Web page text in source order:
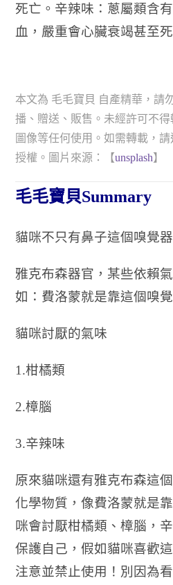
死亡。辛辣味：蔥屬類含
血，嚴重會心臟衰竭甚至死
本文為 毛毛寶貝 自產精華，請
播、贈送、販售。未經許可不
圖像等任何使用。如需轉載，
授權。圖片來源：【unsplash】
毛毛寶貝Summary
貓咪不只有鼻子這個嗅覺
雅克布森器官，某些依賴
如：費洛蒙就是靠這個嗅覺
貓咪討厭的氣味
1.柑橘類
2.樟腦
3.辛辣味
原來貓咪還有雅克布森這
化學物質，像費洛蒙就是
咪會討厭柑橘類、樟腦，
保護自己，假如貓咪喜歡
注意並禁止使用！別因為